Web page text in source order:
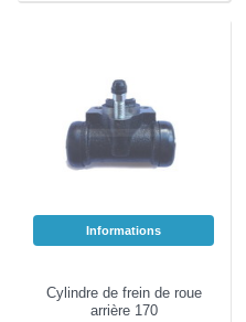
Informations
Cylindre de frein de roue
arrière 170